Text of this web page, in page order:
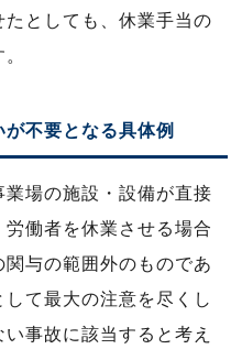
としても、休業手当の
不要となる具体例
場の施設・設備が直接
働者を休業させる場合
与の範囲外のものであ
て最大の注意を尽くし
事故に該当すると考え